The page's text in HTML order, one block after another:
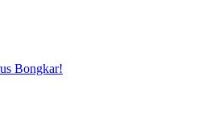
Bongkar!